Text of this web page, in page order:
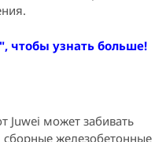
чтобы узнать больше!
Juwei может забивать
железобетонные